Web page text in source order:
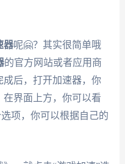
器呢🤗？其实很简单哦
的官方网站或者应用商
后，打开加速器，你
界面上方，你可以看
项，你可以根据自己的